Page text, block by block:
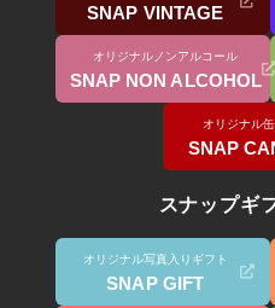
SNAP VINTAGE
オリジナルノンアルコール
SNAP NON ALCOHOL
オリジナル
SNAP
スナップギ
オリジナル写真入りギフト
SNAP GIFT